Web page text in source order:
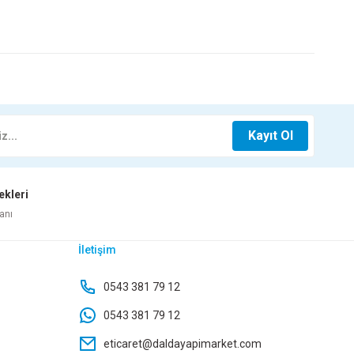
8 CM
YEŞİM 2,80 MT 6 CM
88,50 TL
Kayıt Ol
İletişim
0543 381 79 12
0543 381 79 12
eticaret@daldayapimarket.com